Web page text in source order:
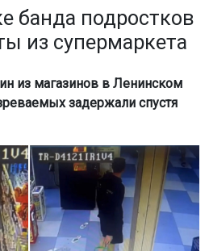
банда подростков
из супермаркета
из магазинов в Ленинском
задержали спустя